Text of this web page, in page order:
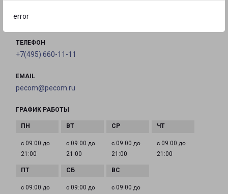
error
на карте
ТЕЛЕФОН
+7(495) 660-11-11
EMAIL
pecom@pecom.ru
ГРАФИК РАБОТЫ
с 09:00 до
21:00
с 09:00 до
21:00
с 09:00 до
21:00
с 09:00 до
21:00
с 09:00 до
с 09:00 до
с 09:00 до